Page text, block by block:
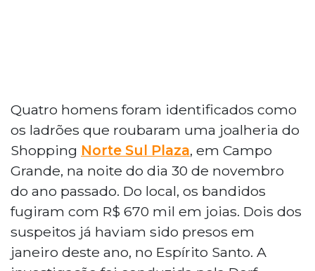
Quatro homens foram identificados como
os ladrões que roubaram uma joalheria do
Shopping Norte Sul Plaza, em Campo
Grande, na noite do dia 30 de novembro
do ano passado. Do local, os bandidos
fugiram com R$ 670 mil em joias. Dois dos
suspeitos já haviam sido presos em
janeiro deste ano, no Espírito Santo. A